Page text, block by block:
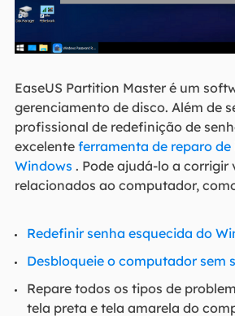
EaseUS Partition Master é um
gerenciamento de disco. Além de
profissional de redefinição de
excelente ferramenta de reparo
Windows . Pode ajudá-lo a corrigir
relacionados ao computador,
Redefinir senha esquecida do
Desbloqueie o computador sem
Repare todos os tipos de
tela preta e tela amarela do